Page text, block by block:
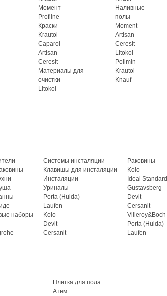
Момент
Profline
Краски
Krautol
Caparol
Artisan
Ceresit
Материалы для
очистки
Litokol
Наливные
полы
Moment
Artisan
Ceresit
Litokol
Polimin
Krautol
Knauf
наборы
Системы инсталяции
Клавишы для инсталяции
Инсталяции
Уриналы
Porta (Huida)
Laufen
Kolo
Devit
Cersanit
Раковины
Kolo
Ideal Standard
Gustavsberg
Devit
Cersanit
Villeroy&Boch
Porta (Huida)
Laufen
Плитка для пола
Атем